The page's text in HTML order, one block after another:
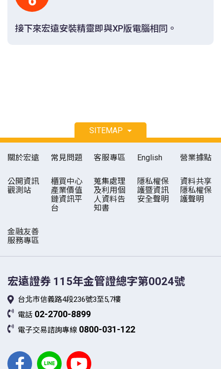
接下來宏遠安裝精靈即與XP版電腦相同。
SITEMAP
關於宏遠 常見問題 客服專區 English 營業據點
公開資訊
觀測站
櫃買中心
產業價值
鏈資訊平
台
蒐集處理
及利用個
人資料告
知書
隱私權保
護暨資訊
安全聲明
資料共享
隱私權保
護聲明
金融友善
服務專區
宏遠證券 115年金管證總字第0024號
台北市信義路4段236號3至5,7樓
電話 02-2700-8899
電子交易諮詢專線 0800-031-122